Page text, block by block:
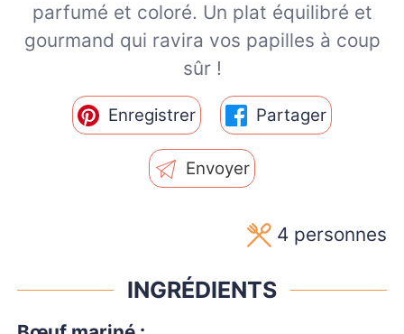
parfumé et coloré. Un plat équilibré et
gourmand qui ravira vos papilles à coup
sûr !
Enregistrer Partager
Envoyer
4 personnes
INGRÉDIENTS